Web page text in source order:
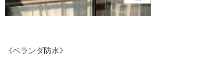
《ベランダ防水》